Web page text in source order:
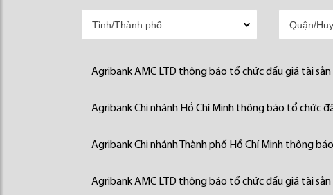
Agribank AMC LTD thông báo tổ chức đấu giá tài sản
Agribank Chi nhánh Hồ Chí Minh thông báo tổ chức
Agribank Chi nhánh Thành phố Hồ Chí Minh thông
Agribank AMC LTD thông báo tổ chức đấu giá tài sản